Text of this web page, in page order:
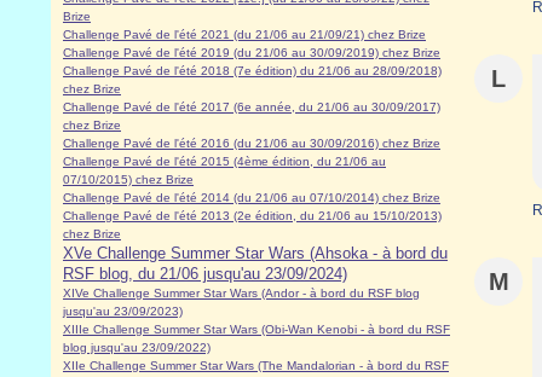
Brize
Challenge Pavé de l'été 2021 (du 21/06 au 21/09/21) chez Brize
Challenge Pavé de l'été 2019 (du 21/06 au 30/09/2019) chez Brize
Challenge Pavé de l'été 2018 (7e édition) du 21/06 au 28/09/2018)
chez Brize
Challenge Pavé de l'été 2017 (6e année, du 21/06 au 30/09/2017)
chez Brize
Challenge Pavé de l'été 2016 (du 21/06 au 30/09/2016) chez Brize
Challenge Pavé de l'été 2015 (4ème édition, du 21/06 au
07/10/2015) chez Brize
Challenge Pavé de l'été 2014 (du 21/06 au 07/10/2014) chez Brize
Challenge Pavé de l'été 2013 (2e édition, du 21/06 au 15/10/2013)
chez Brize
XVe Challenge Summer Star Wars (Ahsoka - à bord du
RSF blog, du 21/06 jusqu'au 23/09/2024)
XIVe Challenge Summer Star Wars (Andor - à bord du RSF blog
jusqu'au 23/09/2023)
XIIIe Challenge Summer Star Wars (Obi-Wan Kenobi - à bord du RSF
blog jusqu'au 23/09/2022)
XIIe Challenge Summer Star Wars (The Mandalorian - à bord du RSF
L
M